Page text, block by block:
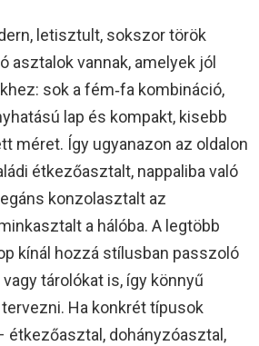
letisztult, sokszor török
asztalok vannak, amelyek jól
sok a fém‑fa kombináció,
lap és kompakt, kisebb
méret. Így ugyanazon az oldalon
étkezőasztalt, nappaliba való
konzolasztalt az
a hálóba. A legtöbb
kínál hozzá stílusban passzoló
tárolókat is, így könnyű
Ha konkrét típusok
étkezőasztal, dohányzóasztal,